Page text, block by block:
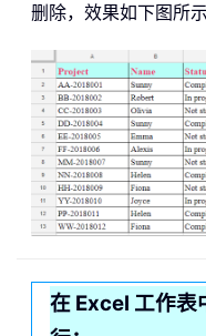
删除，效果如下图所示
在 Excel 工作表